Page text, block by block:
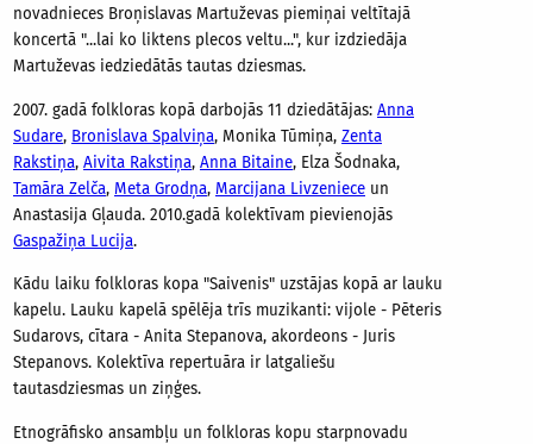
novadnieces Broņislavas Martuževas piemiņai veltītajā
koncertā "...lai ko liktens plecos veltu...", kur izdziedāja
Martuževas iedziedātās tautas dziesmas.
2007. gadā folkloras kopā darbojās 11 dziedātājas: Anna
Sudare, Bronislava Spalviņa, Monika Tūmiņa, Zenta
Rakstiņa, Aivita Rakstiņa, Anna Bitaine, Elza Šodnaka,
Tamāra Zelča, Meta Grodņa, Marcijana Livzeniece un
Anastasija Gļauda. 2010.gadā kolektīvam pievienojās
Gaspažiņa Lucija.
Kādu laiku folkloras kopa "Saivenis" uzstājas kopā ar lauku
kapelu. Lauku kapelā spēlēja trīs muzikanti: vijole - Pēteris
Sudarovs, cītara - Anita Stepanova, akordeons - Juris
Stepanovs. Kolektīva repertuāra ir latgaliešu
tautasdziesmas un ziņģes.
Etnogrāfisko ansambļu un folkloras kopu starpnovadu